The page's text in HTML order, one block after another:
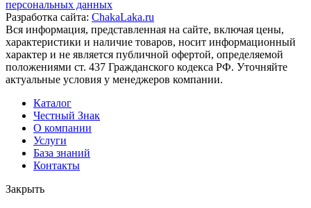
персональных данных
Разработка сайта: ChakaLaka.ru
Вся информация, представленная на сайте, включая цены,
характеристики и наличие товаров, носит информационный
характер и не является публичной офертой, определяемой
положениями ст. 437 Гражданского кодекса РФ. Уточняйте
актуальные условия у менеджеров компании.
Каталог
Честный Знак
О компании
Услуги
База знаний
Контакты
Закрыть